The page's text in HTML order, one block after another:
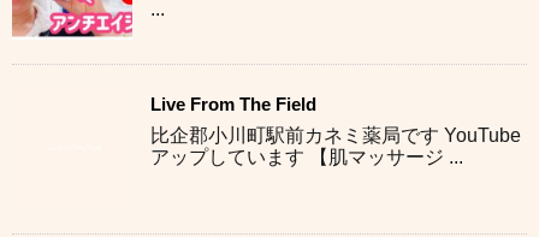
...
Live From The Field
比企郡小川町駅前カネミ薬局です YouTube
アップしています 【肌マッサージ ...